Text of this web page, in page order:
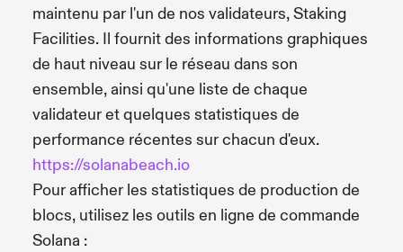
maintenu par l'un de nos validateurs, Staking
Facilities. Il fournit des informations graphiques
de haut niveau sur le réseau dans son
ensemble, ainsi qu'une liste de chaque
validateur et quelques statistiques de
performance récentes sur chacun d'eux.
https://solanabeach.io
Pour afficher les statistiques de production de
blocs, utilisez les outils en ligne de commande
Solana :